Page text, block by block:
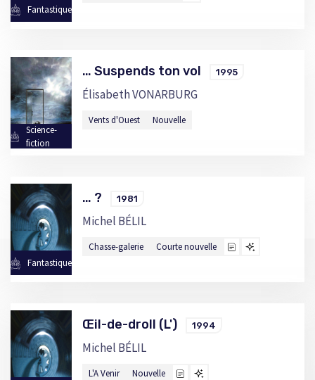
Fantastique
Science-
fiction
… Suspends ton vol 1995
Élisabeth VONARBURG
Vents d'Ouest Nouvelle
Fantastique
… ? 1981
Michel BÉLIL
Chasse-galerie Courte nouvelle
Œil-de-droll (L') 1994
Michel BÉLIL
L'A Venir Nouvelle